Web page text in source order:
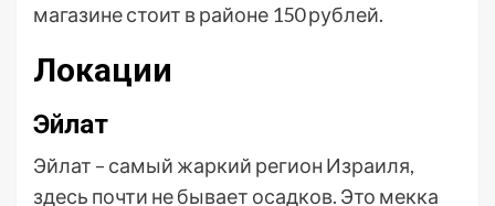
магазине стоит в районе 150 рублей.
Локации
Эйлат
Эйлат – самый жаркий регион Израиля,
здесь почти не бывает осадков. Это мекка